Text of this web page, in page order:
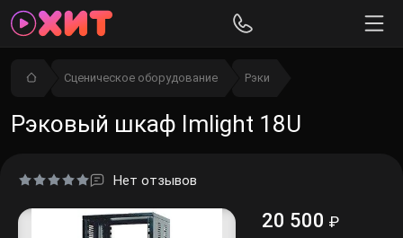
Сценическое оборудование Рэки
Рэковый шкаф Imlight 18U
Нет отзывов
20 500 ₽